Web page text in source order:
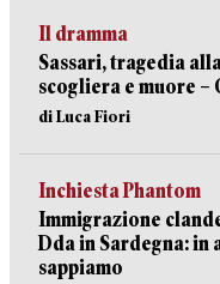
Il dramma
Sassari, tragedia
scogliera e muore –
di Luca Fiori
Inchiesta Phantom
Immigrazione
Dda in Sardegna: in
sappiamo